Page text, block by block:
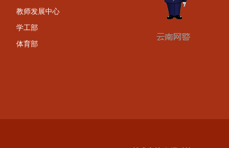
教师发展中心
学工部
体育部